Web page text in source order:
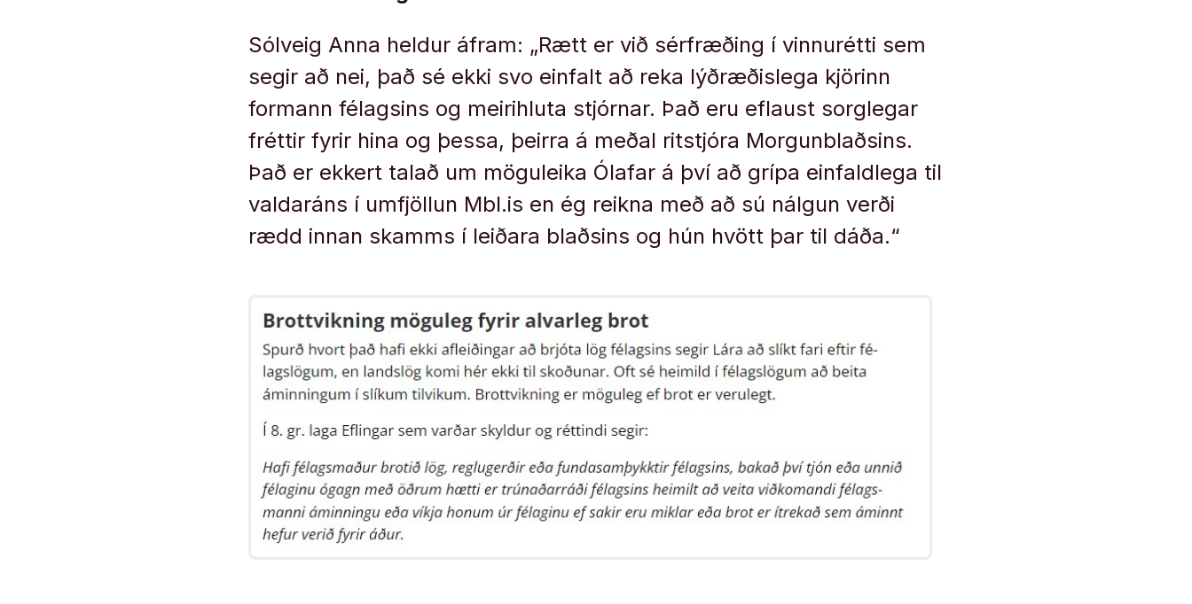
Sólveig Anna heldur áfram: „Rætt er við sérfræðing í vinnurétti sem
segir að nei, það sé ekki svo einfalt að reka lýðræðislega kjörinn
formann félagsins og meirihluta stjórnar. Það eru eflaust sorglegar
fréttir fyrir hina og þessa, þeirra á meðal ritstjóra Morgunblaðsins.
Það er ekkert talað um möguleika Ólafar á því að grípa einfaldlega til
valdaráns í umfjöllun Mbl.is en ég reikna með að sú nálgun verði
rædd innan skamms í leiðara blaðsins og hún hvött þar til dáða.“